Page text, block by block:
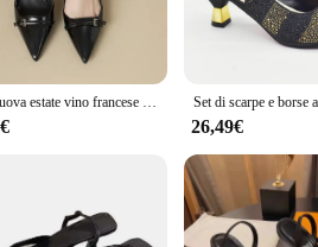
Fashion Statement**
calzature donna sun68 sets the standard for
pairs perfectly with a variety of outfits,
making them accessible to a diverse
Meets Style**
insoles offer support and comfort. The
these shoes an excellent choice for
2024 nuova estate vino francese rosso a punta in pelle verniciata sandali con tacco medio per le donne Retro Skinny tacco posteriore scarpe vuote
26,49€